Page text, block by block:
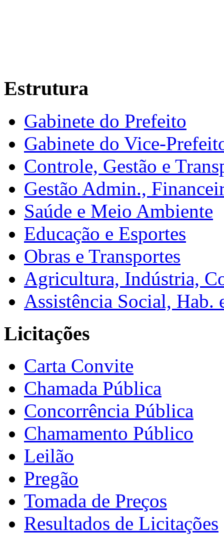
Estrutura
Gabinete do Prefeito
Gabinete do Vice-
Controle, Gestão e
Gestão Admin.,
Saúde e Meio Ambiente
Educação e Esportes
Obras e Transportes
Agricultura, Indústria,
Assistência Social, Hab.
Licitações
Carta Convite
Chamada Pública
Concorrência Pública
Chamamento Público
Leilão
Pregão
Tomada de Preços
Resultados de Licitações